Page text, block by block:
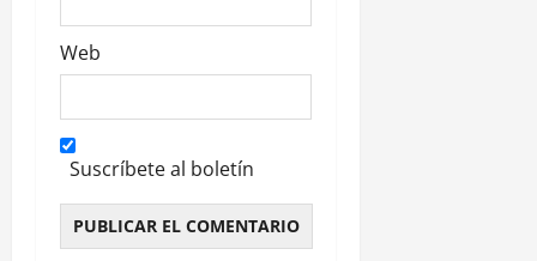
Web
Suscríbete al boletín